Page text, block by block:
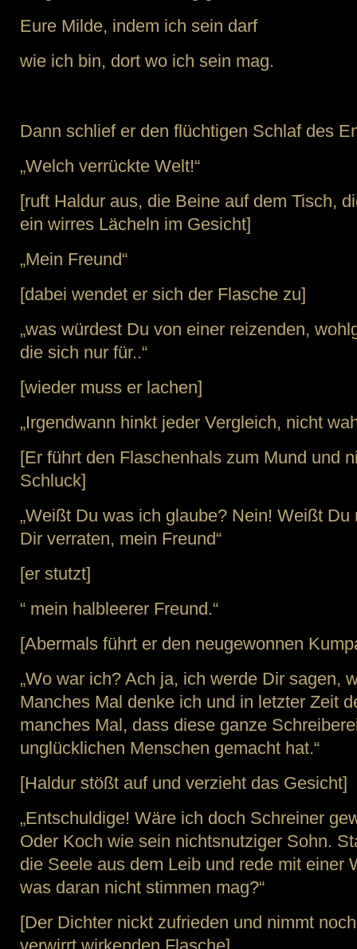
Eure Milde, indem ich sein darf
wie ich bin, dort wo ich sein mag.
Dann schlief er den flüchtigen Schlaf des
„Welch verrückte Welt!“
[ruft Haldur aus, die Beine auf dem Tisch,
ein wirres Lächeln im Gesicht]
„Mein Freund“
[dabei wendet er sich der Flasche zu]
„was würdest Du von einer reizenden,
die sich nur für..“
[wieder muss er lachen]
„Irgendwann hinkt jeder Vergleich, nicht
[Er führt den Flaschenhals zum Mund und
Schluck]
„Weißt Du was ich glaube? Nein! Weißt
Dir verraten, mein Freund“
[er stutzt]
“ mein halbleerer Freund.“
[Abermals führt er den neugewonnen
„Wo war ich? Ach ja, ich werde Dir sagen,
Manches Mal denke ich und in letzter Zeit
manches Mal, dass diese ganze
unglücklichen Menschen gemacht hat.“
[Haldur stößt auf und verzieht das Gesicht]
„Entschuldige! Wäre ich doch Schreiner
Oder Koch wie sein nichtsnutziger Sohn.
die Seele aus dem Leib und rede mit einer
was daran nicht stimmen mag?“
[Der Dichter nickt zufrieden und nimmt